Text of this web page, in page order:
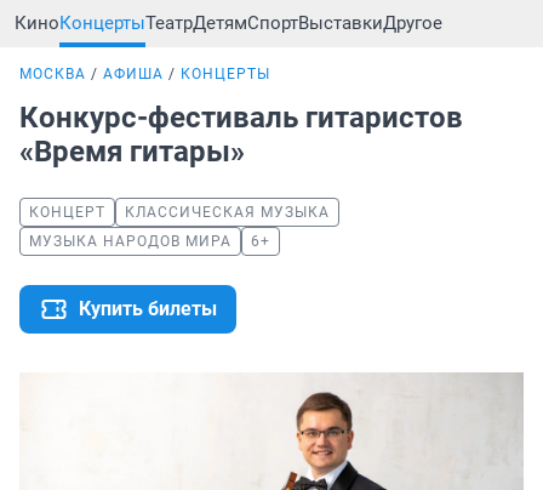
КиноКонцертыТеатрДетямСпортВыставкиДругое
МОСКВА АФИША КОНЦЕРТЫ
Конкурс-фестиваль гитаристов
«Время гитары»
КОНЦЕРТ
КЛАССИЧЕСКАЯ МУЗЫКА
МУЗЫКА НАРОДОВ МИРА
6+
Купить билеты